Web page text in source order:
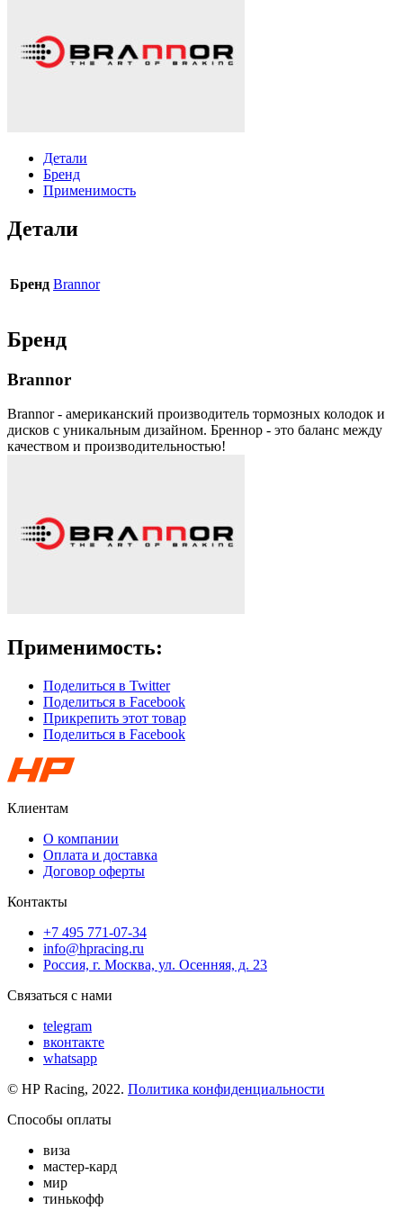
Детали
Бренд
Применимость
Детали
Бренд Brannor
Бренд
Brannor
Brannor - американский производитель тормозных колодок и
дисков с уникальным дизайном. Бреннор - это баланс между
качеством и производительностью!
Применимость:
Поделиться в Twitter
Поделиться в Facebook
Прикрепить этот товар
Поделиться в Facebook
Клиентам
О компании
Оплата и доставка
Договор оферты
Контакты
+7 495 771-07-34
info@hpracing.ru
Россия, г. Москва, ул. Осенняя, д. 23
Связаться с нами
telegram
вконтакте
whatsapp
© HP Racing, 2022. Политика конфиденциальности
Способы оплаты
виза
мастер-кард
мир
тинькофф